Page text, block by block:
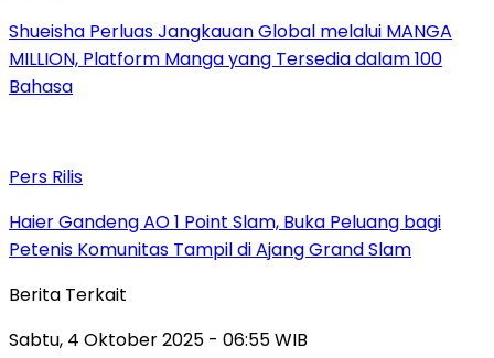
Shueisha Perluas Jangkauan Global melalui MANGA
MILLION, Platform Manga yang Tersedia dalam 100
Bahasa
Pers Rilis
Haier Gandeng AO 1 Point Slam, Buka Peluang bagi
Petenis Komunitas Tampil di Ajang Grand Slam
Berita Terkait
Sabtu, 4 Oktober 2025 - 06:55 WIB